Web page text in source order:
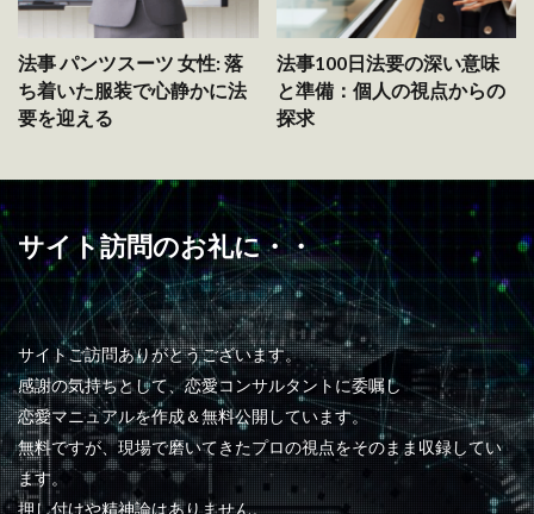
法事 パンツスーツ 女性: 落
ち着いた服装で心静かに法
要を迎える
法事100日法要の深い意味
と準備：個人の視点からの
探求
サイト訪問のお礼に・・
サイトご訪問ありがとうございます。
感謝の気持ちとして、恋愛コンサルタントに委嘱し
恋愛マニュアルを作成＆無料公開しています。
無料ですが、現場で磨いてきたプロの視点をそのまま収録してい
ます。
押し付けや精神論はありません。